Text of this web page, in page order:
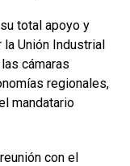
total apoyo y
Unión Industrial
cámaras
regionales,
mandatario
con el